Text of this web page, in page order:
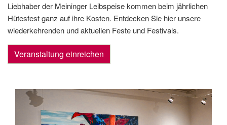
Liebhaber der Meininger Leibspeise kommen beim jährlichen
Hütesfest ganz auf ihre Kosten. Entdecken Sie hier unsere
wiederkehrenden und aktuellen Feste und Festivals.
Veranstaltung einreichen